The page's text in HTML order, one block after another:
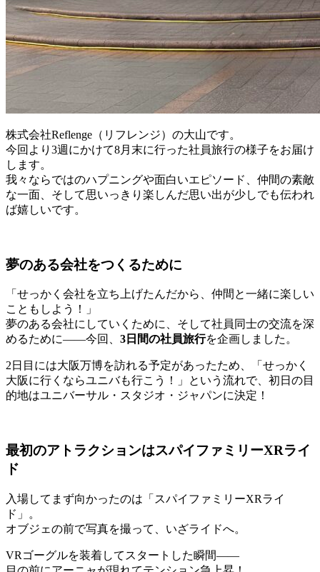
株式会社Reflenge（リフレンジ）の大山です。
今回より3週にかけて8月末に行った社員旅行の様子をお届け
します。
我々ならではのハプニングや面白いエピソード、仲間の素敵
な一面、そして思いっきり楽しんだ思い出が少しでも伝われ
ば嬉しいです。
夢のある会社をつくるために
「せっかく会社を立ち上げたんだから、仲間と一緒に楽しい
こともしよう！」
夢のある会社にしていくために、そして社員同士の交流を深
めるために――今回、 3日間の社員旅行を企画しました。
2日目には大阪万博を訪れる予定があったため、「せっかく
大阪に行くならユニバも行こう！」という流れで、初日の目
的地はユニバーサル・スタジオ・ジャパンに決定！
最初のアトラクションはスパイファミリーXRライ
ド
入場してまず向かったのは「スパイファミリーXRライ
ド」。
オブジェの前で写真を撮って、いざライドへ。
VRゴーグルを装着してスタートした瞬間――